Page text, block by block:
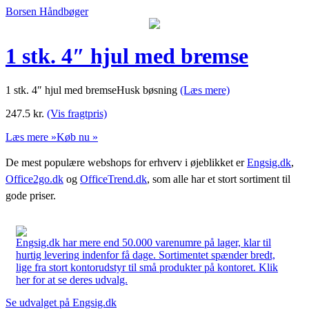
Borsen Håndbøger
1 stk. 4″ hjul med bremse
1 stk. 4″ hjul med bremseHusk bøsning (Læs mere)
247.5 kr. (Vis fragtpris)
Læs mere »Køb nu »
De mest populære webshops for erhverv i øjeblikket erEngsig.dk,
Office2go.dk og OfficeTrend.dk, som alle har et stort sortiment til
gode priser.
Engsig.dk har mere end 50.000 varenumre på lager, klar til
hurtig levering indenfor få dage. Sortimentet spænder bredt,
lige fra stort kontorudstyr til små produkter på kontoret. Klik
her for at se deres udvalg.
Se udvalget på Engsig.dk